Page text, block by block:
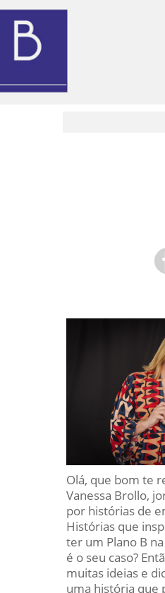
Olá, que bom te
Vanessa Brollo,
por histórias de
Histórias que
ter um Plano B
é o seu caso?
muitas ideias e
uma história que